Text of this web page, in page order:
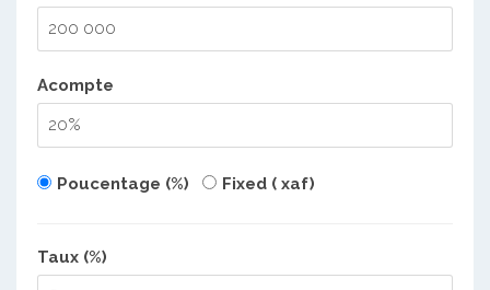
Acompte
Poucentage (%) Fixed ( xaf)
Taux (%)